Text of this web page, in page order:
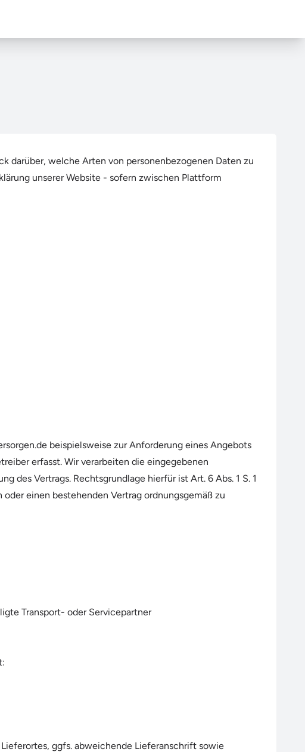
darüber, welche Arten von personenbezogenen Daten zu
unserer Website - sofern zwischen Plattform
beispielsweise zur Anforderung eines Angebots
erfasst. Wir verarbeiten die eingegebenen
des Vertrags. Rechtsgrundlage hierfür ist Art. 6 Abs. 1 S. 1
einen bestehenden Vertrag ordnungsgemäß zu
Transport- oder Servicepartner
ggfs. abweichende Lieferanschrift sowie